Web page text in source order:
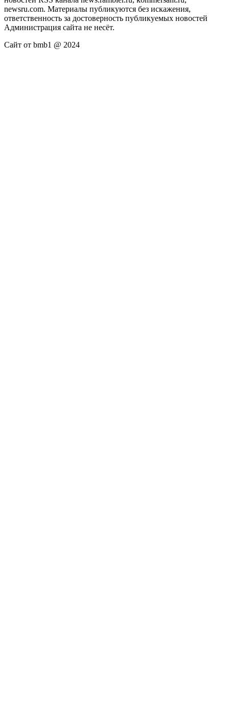
newsru.com. Материалы публикуются без искажения,
ответственность за достоверность публикуемых новостей
Администрация сайта не несёт.
Сайт от bmb1 @ 2024